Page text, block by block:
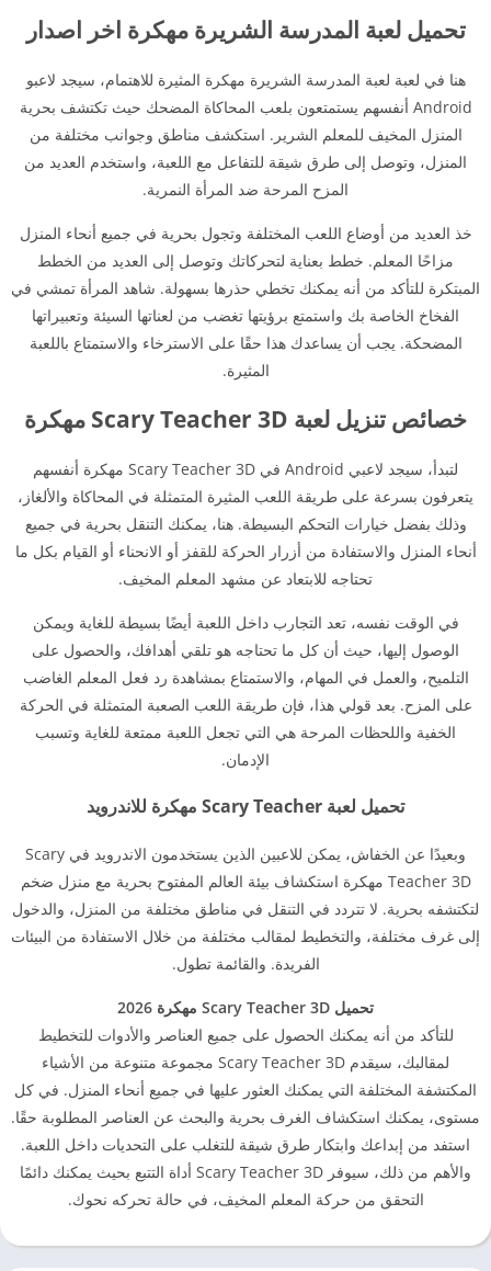
تحميل لعبة المدرسة الشريرة مهكرة اخر اصدار
هنا في لعبة لعبة المدرسة الشريرة مهكرة المثيرة للاهتمام، سيجد لاعبو
Android أنفسهم يستمتعون بلعب المحاكاة المضحك حيث تكتشف بحرية
المنزل المخيف للمعلم الشرير. استكشف مناطق وجوانب مختلفة من
المنزل، وتوصل إلى طرق شيقة للتفاعل مع اللعبة، واستخدم العديد من
المزح المرحة ضد المرأة النمرية.
خذ العديد من أوضاع اللعب المختلفة وتجول بحرية في جميع أنحاء المنزل
مزاحًا المعلم. خطط بعناية لتحركاتك وتوصل إلى العديد من الخطط
المبتكرة للتأكد من أنه يمكنك تخطي حذرها بسهولة. شاهد المرأة تمشي في
الفخاخ الخاصة بك واستمتع برؤيتها تغضب من لعناتها السيئة وتعبيراتها
المضحكة. يجب أن يساعدك هذا حقًا على الاسترخاء والاستمتاع باللعبة
المثيرة.
خصائص تنزيل لعبة Scary Teacher 3D مهكرة
لتبدأ، سيجد لاعبي Android في Scary Teacher 3D مهكرة أنفسهم
يتعرفون بسرعة على طريقة اللعب المثيرة المتمثلة في المحاكاة والألغاز،
وذلك بفضل خيارات التحكم البسيطة. هنا، يمكنك التنقل بحرية في جميع
أنحاء المنزل والاستفادة من أزرار الحركة للقفز أو الانحناء أو القيام بكل ما
تحتاجه للابتعاد عن مشهد المعلم المخيف.
في الوقت نفسه، تعد التجارب داخل اللعبة أيضًا بسيطة للغاية ويمكن
الوصول إليها، حيث أن كل ما تحتاجه هو تلقي أهدافك، والحصول على
التلميح، والعمل في المهام، والاستمتاع بمشاهدة رد فعل المعلم الغاضب
على المزح. بعد قولي هذا، فإن طريقة اللعب الصعبة المتمثلة في الحركة
الخفية واللحظات المرحة هي التي تجعل اللعبة ممتعة للغاية وتسبب
الإدمان.
تحميل لعبة Scary Teacher مهكرة للاندرويد
وبعيدًا عن الخفاش، يمكن للاعبين الذين يستخدمون الاندرويد في Scary
Teacher 3D مهكرة استكشاف بيئة العالم المفتوح بحرية مع منزل ضخم
لتكتشفه بحرية. لا تتردد في التنقل في مناطق مختلفة من المنزل، والدخول
إلى غرف مختلفة، والتخطيط لمقالب مختلفة من خلال الاستفادة من البيئات
الفريدة. والقائمة تطول.
تحميل Scary Teacher 3D مهكرة 2026
للتأكد من أنه يمكنك الحصول على جميع العناصر والأدوات للتخطيط
لمقالبك، سيقدم Scary Teacher 3D مجموعة متنوعة من الأشياء
المكتشفة المختلفة التي يمكنك العثور عليها في جميع أنحاء المنزل. في كل
مستوى، يمكنك استكشاف الغرف بحرية والبحث عن العناصر المطلوبة حقًا.
استفد من إبداعك وابتكار طرق شيقة للتغلب على التحديات داخل اللعبة.
والأهم من ذلك، سيوفر Scary Teacher 3D أداة التتبع بحيث يمكنك دائمًا
التحقق من حركة المعلم المخيف، في حالة تحركه نحوك.